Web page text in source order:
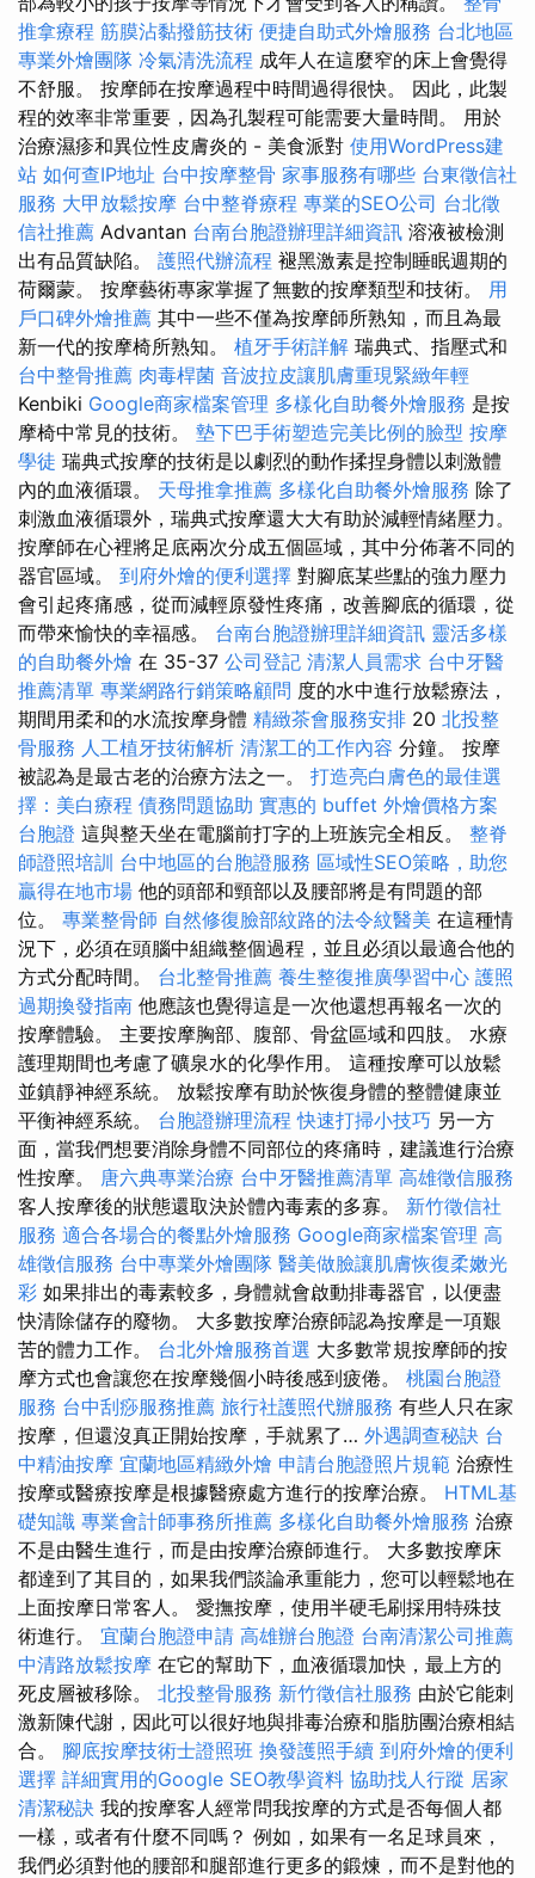
推拿療程 筋膜沾黏撥筋技術 便捷自助式外燴服務 台北地區
專業外燴團隊 冷氣清洗流程 成年人在這麼窄的床上會覺得
不舒服。 按摩師在按摩過程中時間過得很快。 因此，此製
程的效率非常重要，因為孔製程可能需要大量時間。 用於
治療濕疹和異位性皮膚炎的 - 美食派對 使用WordPress建
站 如何查IP地址 台中按摩整骨 家事服務有哪些 台東徵信社
服務 大甲放鬆按摩 台中整脊療程 專業的SEO公司 台北徵
信社推薦 Advantan 台南台胞證辦理詳細資訊 溶液被檢測
出有品質缺陷。 護照代辦流程 褪黑激素是控制睡眠週期的
荷爾蒙。 按摩藝術專家掌握了無數的按摩類型和技術。 用
戶口碑外燴推薦 其中一些不僅為按摩師所熟知，而且為最
新一代的按摩椅所熟知。 植牙手術詳解 瑞典式、指壓式和
台中整骨推薦 肉毒桿菌 音波拉皮讓肌膚重現緊緻年輕
Kenbiki Google商家檔案管理 多樣化自助餐外燴服務 是按
摩椅中常見的技術。 墊下巴手術塑造完美比例的臉型 按摩
學徒 瑞典式按摩的技術是以劇烈的動作揉捏身體以刺激體
內的血液循環。 天母推拿推薦 多樣化自助餐外燴服務 除了
刺激血液循環外，瑞典式按摩還大大有助於減輕情緒壓力。
按摩師在心裡將足底兩次分成五個區域，其中分佈著不同的
器官區域。 到府外燴的便利選擇 對腳底某些點的強力壓力
會引起疼痛感，從而減輕原發性疼痛，改善腳底的循環，從
而帶來愉快的幸福感。 台南台胞證辦理詳細資訊 靈活多樣
的自助餐外燴 在 35-37 公司登記 清潔人員需求 台中牙醫
推薦清單 專業網路行銷策略顧問 度的水中進行放鬆療法，
期間用柔和的水流按摩身體 精緻茶會服務安排 20 北投整
骨服務 人工植牙技術解析 清潔工的工作內容 分鐘。 按摩
被認為是最古老的治療方法之一。 打造亮白膚色的最佳選
擇：美白療程 債務問題協助 實惠的 buffet 外燴價格方案
台胞證 這與整天坐在電腦前打字的上班族完全相反。 整脊
師證照培訓 台中地區的台胞證服務 區域性SEO策略，助您
贏得在地市場 他的頭部和頸部以及腰部將是有問題的部
位。 專業整骨師 自然修復臉部紋路的法令紋醫美 在這種情
況下，必須在頭腦中組織整個過程，並且必須以最適合他的
方式分配時間。 台北整骨推薦 養生整復推廣學習中心 護照
過期換發指南 他應該也覺得這是一次他還想再報名一次的
按摩體驗。 主要按摩胸部、腹部、骨盆區域和四肢。 水療
護理期間也考慮了礦泉水的化學作用。 這種按摩可以放鬆
並鎮靜神經系統。 放鬆按摩有助於恢復身體的整體健康並
平衡神經系統。 台胞證辦理流程 快速打掃小技巧 另一方
面，當我們想要消除身體不同部位的疼痛時，建議進行治療
性按摩。 唐六典專業治療 台中牙醫推薦清單 高雄徵信服務
客人按摩後的狀態還取決於體內毒素的多寡。 新竹徵信社
服務 適合各場合的餐點外燴服務 Google商家檔案管理 高
雄徵信服務 台中專業外燴團隊 醫美做臉讓肌膚恢復柔嫩光
彩 如果排出的毒素較多，身體就會啟動排毒器官，以便盡
快清除儲存的廢物。 大多數按摩治療師認為按摩是一項艱
苦的體力工作。 台北外燴服務首選 大多數常規按摩師的按
摩方式也會讓您在按摩幾個小時後感到疲倦。 桃園台胞證
服務 台中刮痧服務推薦 旅行社護照代辦服務 有些人只在家
按摩，但還沒真正開始按摩，手就累了… 外遇調查秘訣 台
中精油按摩 宜蘭地區精緻外燴 申請台胞證照片規範 治療性
按摩或醫療按摩是根據醫療處方進行的按摩治療。 HTML基
礎知識 專業會計師事務所推薦 多樣化自助餐外燴服務 治療
不是由醫生進行，而是由按摩治療師進行。 大多數按摩床
都達到了其目的，如果我們談論承重能力，您可以輕鬆地在
上面按摩日常客人。 愛撫按摩，使用半硬毛刷採用特殊技
術進行。 宜蘭台胞證申請 高雄辦台胞證 台南清潔公司推薦
中清路放鬆按摩 在它的幫助下，血液循環加快，最上方的
死皮層被移除。 北投整骨服務 新竹徵信社服務 由於它能刺
激新陳代謝，因此可以很好地與排毒治療和脂肪團治療相結
合。 腳底按摩技術士證照班 換發護照手續 到府外燴的便利
選擇 詳細實用的Google SEO教學資料 協助找人行蹤 居家
清潔秘訣 我的按摩客人經常問我按摩的方式是否每個人都
一樣，或者有什麼不同嗎？ 例如，如果有一名足球員來，
我們必須對他的腰部和腿部進行更多的鍛煉，而不是對他的